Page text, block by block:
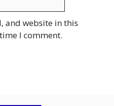
and website in this
I comment.